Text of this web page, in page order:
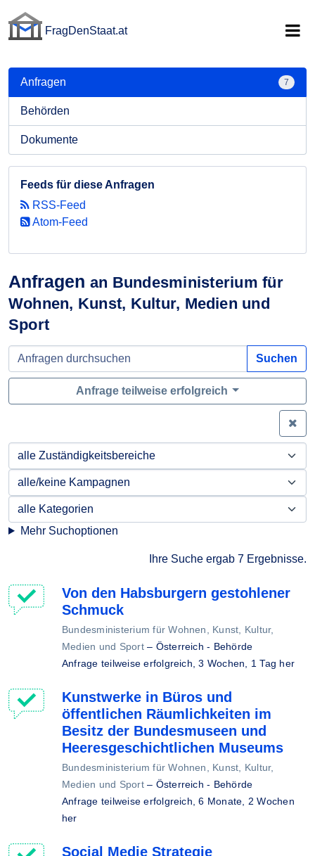
FragDenStaat.at
Anfragen an Bundesministerium für
Wohnen, Kunst, Kultur, Medien und
Sport
Suchen
Anfrage teilweise erfolgreich
Mehr Suchoptionen
Ihre Suche ergab 7 Ergebnisse.
Von den Habsburgern gestohlener
Schmuck
Bundesministerium für Wohnen, Kunst, Kultur,
Medien und Sport– Österreich - Behörde
Anfrage teilweise erfolgreich,3 Wochen, 1 Tag her
Kunstwerke in Büros und
öffentlichen Räumlichkeiten im
Besitz der Bundesmuseen und
Heeresgeschichtlichen Museums
Bundesministerium für Wohnen, Kunst, Kultur,
Medien und Sport– Österreich - Behörde
Anfrage teilweise erfolgreich,6 Monate, 2 Wochen
her
Social Medie Strategie
Anfragen 7
Behörden
Dokumente
Feeds für diese Anfragen
RSS-Feed
Atom-Feed